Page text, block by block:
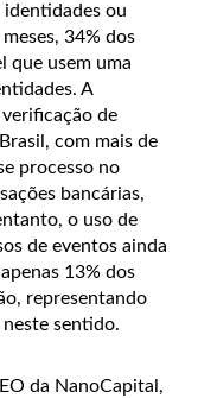
ou
34% dos
que usem uma
A
de
com mais de
processo no
bancárias,
o uso de
de eventos ainda
13% dos
representando
sentido.
da NanoCapital,